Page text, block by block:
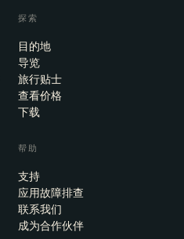
探索
目的地
导览
旅行贴士
查看价格
下载
帮助
支持
应用故障排查
联系我们
成为合作伙伴